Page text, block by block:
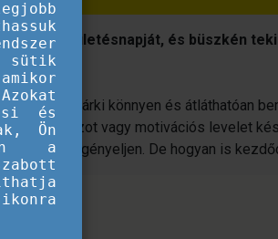
éves születésnapját, és büszkén
arra, hogy bárki könnyen és átláthatóan
önéletrajzot vagy motivációs levelet
igényeljen. De hogyan is
sütik
és
Ön
a